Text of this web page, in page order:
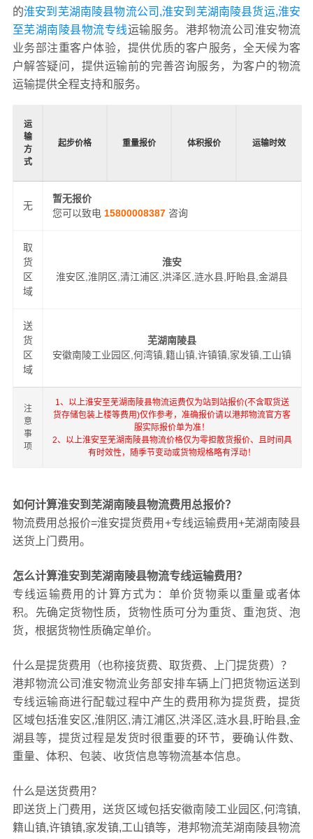
的淮安到芜湖南陵县物流公司,淮安到芜湖南陵县货运,淮安
至芜湖南陵县物流专线运输服务。港邦物流公司淮安物流
业务部注重客户体验，提供优质的客户服务，全天候为客
户解答疑问，提供运输前的完善咨询服务，为客户的物流
运输提供全程支持和服务。
运
输
方
式
起步价格 重量报价 体积报价 运输时效
无
暂无报价
您可以致电 15800008387 咨询
取
货
区
域
淮安
淮安区,淮阴区,清江浦区,洪泽区,涟水县,盱眙县,金湖县
送
货
区
域
芜湖南陵县
安徽南陵工业园区,何湾镇,籍山镇,许镇镇,家发镇,工山镇
注
意
事
项
1、以上淮安至芜湖南陵县物流运费仅为站到站报价(不含取货送
货存储包装上楼等费用)仅作参考，准确报价请以港邦物流官方客
服实际报价单为准！
2、以上淮安至芜湖南陵县物流价格仅为零担散货报价、且时间具
有时效性，随季节变动或货物规格略有浮动！
如何计算淮安到芜湖南陵县物流费用总报价？
物流费用总报价=淮安提货费用+专线运输费用+芜湖南陵县
送货上门费用。
怎么计算淮安到芜湖南陵县物流专线运输费用？
专线运输费用的计算方式为：单价货物乘以重量或者体
积。先确定货物性质，货物性质可分为重货、重泡货、泡
货，根据货物性质确定单价。
什么是提货费用（也称接货费、取货费、上门提货费）？
港邦物流公司淮安物流业务部安排车辆上门把货物运送到
专线运输商进行配载过程中产生的费用称为提货费，提货
区域包括淮安区,淮阴区,清江浦区,洪泽区,涟水县,盱眙县,金
湖县等，提货过程是发货时很重要的环节，要确认件数、
重量、体积、包装、收货信息等物流基本信息。
什么是送货费用？
即送货上门费用，送货区域包括安徽南陵工业园区,何湾镇,
籍山镇,许镇镇,家发镇,工山镇等，港邦物流芜湖南陵县物流